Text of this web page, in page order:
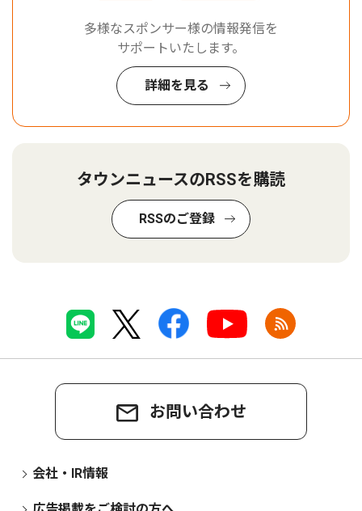
多様なスポンサー様の情報発信を
サポートいたします。
詳細を見る
タウンニュースのRSSを購読
RSSのご登録
お問い合わせ
会社・IR情報